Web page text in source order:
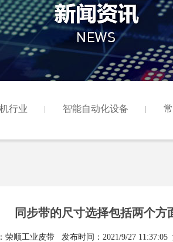
行业 智能自动化设备
同步带的尺寸选择包括两个方
荣顺工业皮带 发布时间：2021/9/27 11:37:05